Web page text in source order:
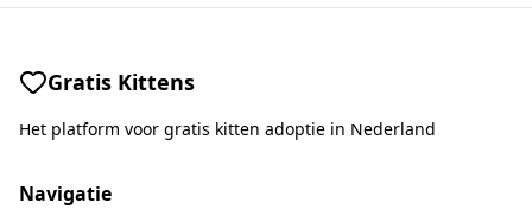
Gratis Kittens
Het platform voor gratis kitten adoptie in Nederland
Navigatie